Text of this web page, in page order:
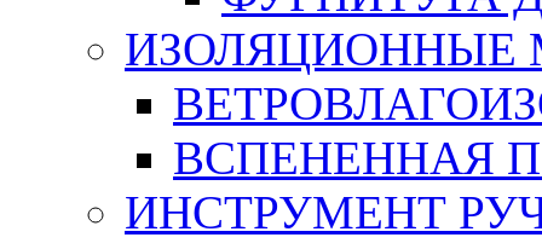
ИЗОЛЯЦИОННЫЕ
ВСПЕНЕННАЯ
ИНСТРУМЕНТ